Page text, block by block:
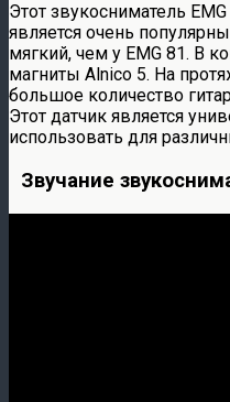
Этот звукосниматель
является очень
мягкий, чем у EMG 81. В
магниты Alnico 5. На
большое количество
Этот датчик является
использовать для
Звучание